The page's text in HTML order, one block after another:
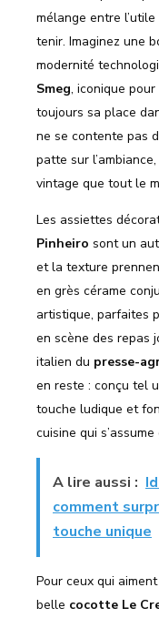
mélange entre
tenir. Imaginez une
modernité
Smeg, iconique
toujours sa place
ne se contente pas
patte sur
vintage que tout le
Les assiettes
Pinheiro sont un
et la texture
en grès cérame
artistique, parfaites
en scène des repas
italien du presse-
en reste : conçu tel
touche ludique et
cuisine qui
A lire aussi :
comment
touche unique
Pour ceux qui
belle cocotte Le